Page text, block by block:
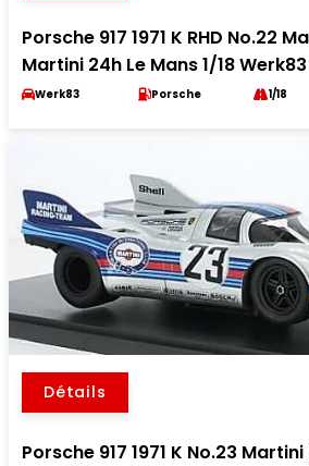
Porsche 917 1971 K RHD No.22
Martini 24h Le Mans 1/18 Werk83
Werk83 Porsche 1/18
Détails
Porsche 917 1971 K No.23